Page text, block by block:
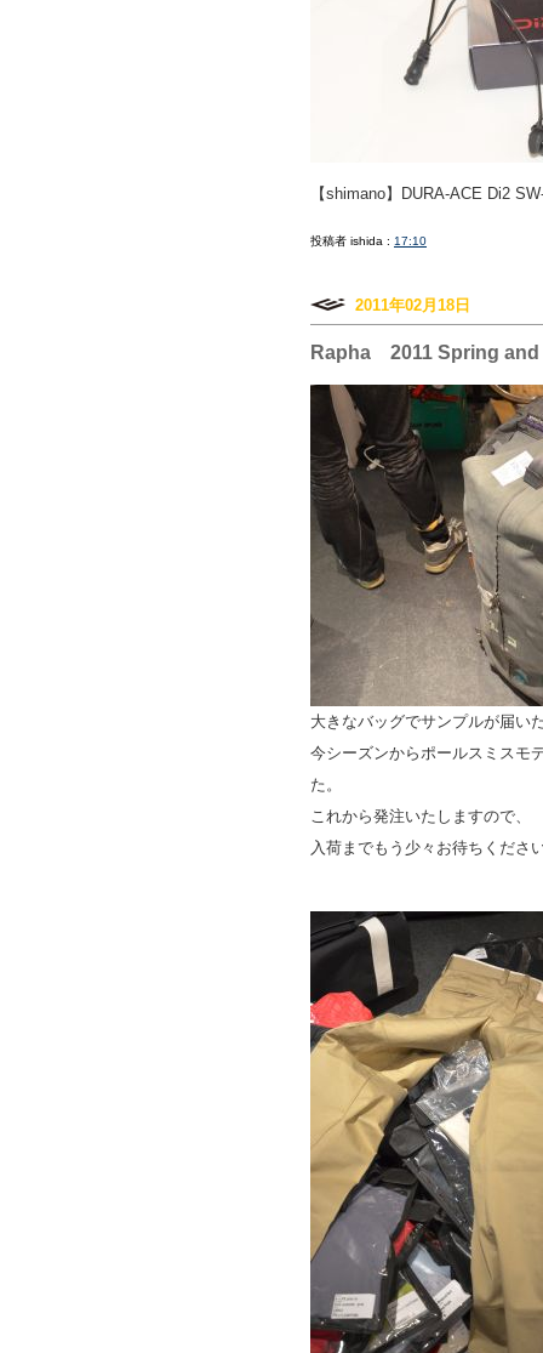
【shimano】DURA-ACE
投稿者 ishida : 17:10
2011年02月18日
Rapha 2011 Spring and
大きなバッグでサンプルが届い
今シーズンからポールスミスモ
た。
これから発注いたしますので、
入荷までもう少々お待ちくださ